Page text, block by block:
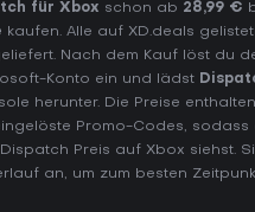
für Xbox schon ab 28,99 €
kaufen. Alle auf XD.deals
Nach dem Kauf löst du
Konto ein und lädst
herunter. Die Preise
Promo-Codes, sodass
Preis auf Xbox siehst.
an, um zum besten